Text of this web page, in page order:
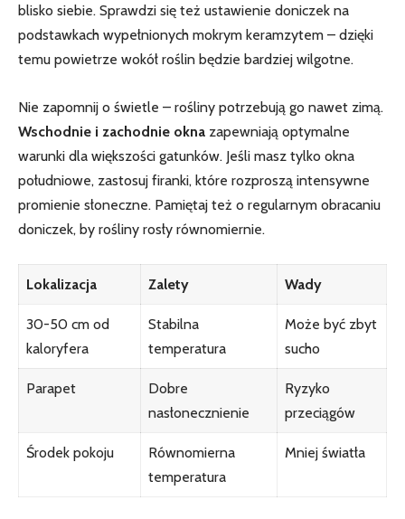
blisko siebie. Sprawdzi⁢ się też ⁣ustawienie doniczek na
podstawkach wypełnionych mokrym keramzytem – dzięki
temu powietrze wokół roślin będzie bardziej wilgotne.
Nie zapomnij o świetle – rośliny potrzebują go nawet zimą.
Wschodnie i zachodnie okna zapewniają optymalne
⁢warunki dla większości gatunków. Jeśli masz⁢ tylko okna
południowe, zastosuj firanki, które rozproszą intensywne
promienie słoneczne. Pamiętaj też o​ regularnym obracaniu
doniczek, by rośliny rosły równomiernie.
Lokalizacja Zalety Wady
30-50 cm⁤ od
kaloryfera
Stabilna
temperatura
Może ⁢być zbyt
sucho
Parapet
Dobre
nasłonecznienie
Ryzyko
przeciągów
Środek pokoju
Równomierna
temperatura
Mniej⁢ światła